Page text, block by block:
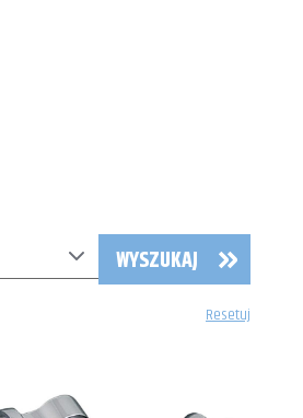
WYSZUKAJ
Resetuj